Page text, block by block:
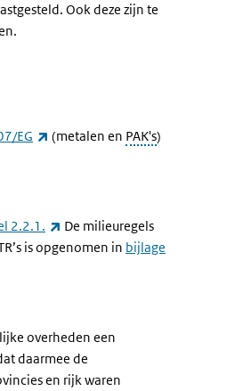
Ook deze zijn te
EG (externe link)
(metalen en PAK's)
2.2.1. (externe link)
De milieuregels
is opgenomen in bijlage
overheden een
daarmee de
en rijk waren